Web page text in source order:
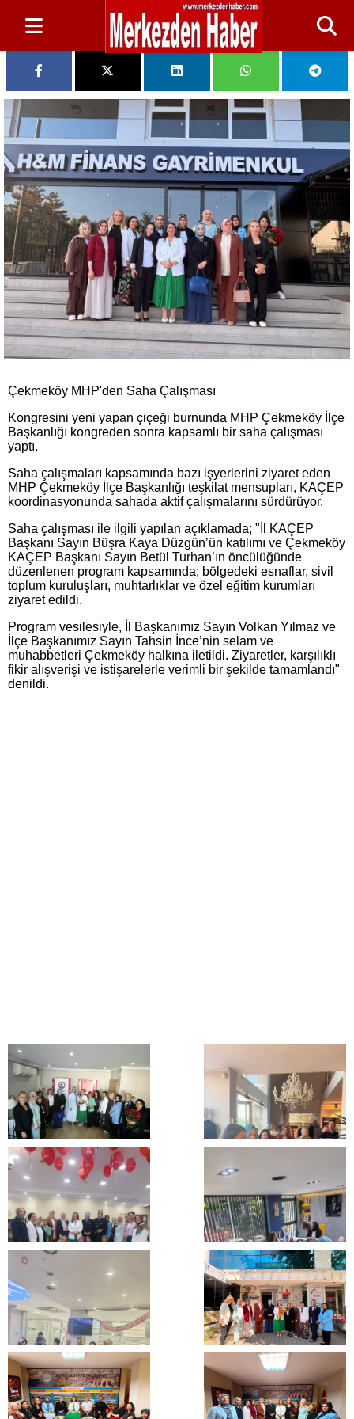
Çekmeköy MHP'den Saha Çalışması
Kongresini yeni yapan çiçeği burnunda ​MHP Çekmeköy İlçe
Başkanlığı kongreden sonra kapsamlı bir saha çalışması
yaptı.
Saha çalışmaları kapsamında bazı işyerlerini ziyaret eden ​
MHP Çekmeköy İlçe Başkanlığı teşkilat mensupları, KAÇEP
koordinasyonunda sahada aktif çalışmalarını sürdürüyor.
Saha çalışması ile ilgili yapılan açıklamada; "İl KAÇEP
Başkanı Sayın Büşra Kaya Düzgün’ün katılımı ve Çekmeköy
KAÇEP Başkanı Sayın Betül Turhan’ın öncülüğünde
düzenlenen program kapsamında; bölgedeki esnaflar, sivil
toplum kuruluşları, muhtarlıklar ve özel eğitim kurumları
ziyaret edildi.
​Program vesilesiyle, İl Başkanımız Sayın Volkan Yılmaz ve
İlçe Başkanımız Sayın Tahsin İnce’nin selam ve
muhabbetleri Çekmeköy halkına iletildi. Ziyaretler, karşılıklı
fikir alışverişi ve istişarelerle verimli bir şekilde tamamlandı"
denildi.​